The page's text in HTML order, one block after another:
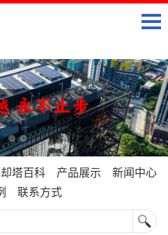
塔百科 产品展示
新闻中心
联系方式